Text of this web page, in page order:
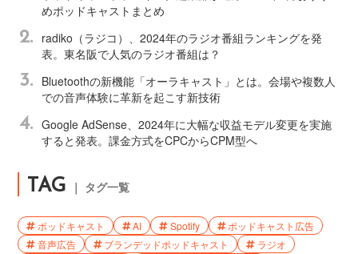
めポッドキャストまとめ
2.
radiko（ラジコ）、2024年のラジオ番組ランキングを発
表。東名阪で人気のラジオ番組は？
3.
Bluetoothの新機能「オーラキャスト」とは。会場や複数人
での音声体験に革新を起こす新技術
4. Google AdSense、2024年に大幅な収益モデル変更を実施
すると発表。課金方式をCPCからCPM型へ
TAG ｜ タグ一覧
ポッドキャスト AI Spotify
ポッドキャスト広告
音声広告
ブランデッドポッドキャスト
ラジオ